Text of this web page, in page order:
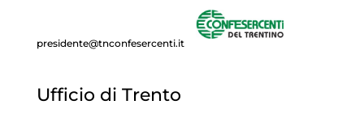
presidente@tnconfesercenti.it
Ufficio di Trento